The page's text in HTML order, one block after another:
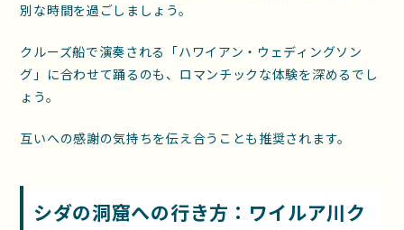
別な時間を過ごしましょう。
クルーズ船で演奏される「ハワイアン・ウェディングソン
グ」に合わせて踊るのも、ロマンチックな体験を深めるでし
ょう。
互いへの感謝の気持ちを伝え合うことも推奨されます。
シダの洞窟への行き方：ワイルア川ク